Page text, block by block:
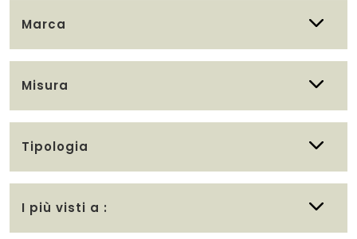
Marca
Misura
Tipologia
I più visti a :